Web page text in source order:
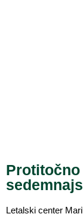
Letalski center